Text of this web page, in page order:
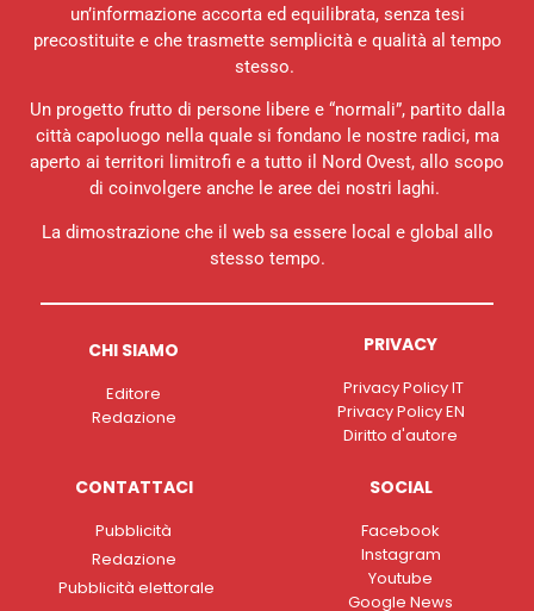
un’informazione accorta ed equilibrata, senza tesi
precostituite e che trasmette semplicità e qualità al tempo
stesso.
Un progetto frutto di persone libere e “normali”, partito dalla
città capoluogo nella quale si fondano le nostre radici, ma
aperto ai territori limitrofi e a tutto il Nord Ovest, allo scopo
di coinvolgere anche le aree dei nostri laghi.
La dimostrazione che il web sa essere local e global allo
stesso tempo.
CHI SIAMO
Editore
Redazione
PRIVACY
Privacy Policy IT
Privacy Policy EN
Diritto d'autore
CONTATTACI
Pubblicità
Redazione
Pubblicità elettorale
SOCIAL
Facebook
Instagram
Youtube
Google News